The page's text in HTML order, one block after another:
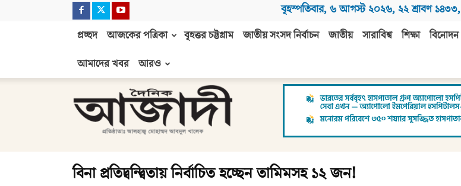
বৃহস্পতিবার, ৬ আগস্ট ২০২৬, ২২ শ্রাবণ ১৪৩৩,
প্রচ্ছদ আজকের পত্রিকা বৃহত্তর চট্টগ্রাম জাতীয় সংসদ নির্বাচন জাতীয় সারাবিশ্ব শিক্ষা বিনোদন
আমাদের খবর
আরও
আজাদী
বিনা প্রতিদ্বন্দ্বিতায় নির্বাচিত হচ্ছেন তামিমসহ ১২ জন!